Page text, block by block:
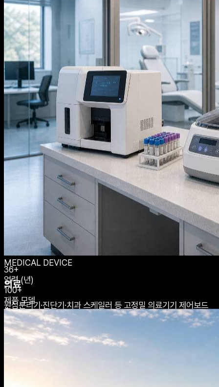
MEDICAL DEVICE
의료
원심분리기·진단기·치과 스케일러 등 고정밀 의료기기 제어보드
를 설계·공급합니다.
기술로 신뢰를 쌓아온
36년의 역사.
태승전자(주)는 1989년 설립 이래, 마이크로컨트롤러 기반 제어
기판 설계 및 제조 분야에서 일관된 품질과 기술력으로 고객의 신
뢰를 쌓아왔습니다. 인천광역시 서해구 로봇랜드에 위치한 생산
시설에서 국내외 다양한 산업에 핵심 전자부품을 공급하고 있습
36+
업력 (년)
100+
제품 모델
4
주요 사업영역
ISO
품질 인증